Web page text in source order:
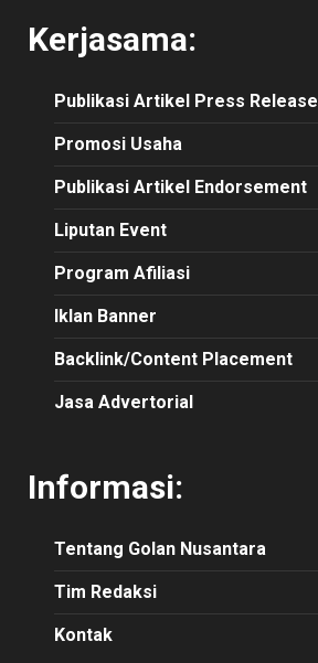
Kerjasama:
Publikasi Artikel Press Release
Promosi Usaha
Publikasi Artikel Endorsement
Liputan Event
Program Afiliasi
Iklan Banner
Backlink/Content Placement
Jasa Advertorial
Informasi:
Tentang Golan Nusantara
Tim Redaksi
Kontak